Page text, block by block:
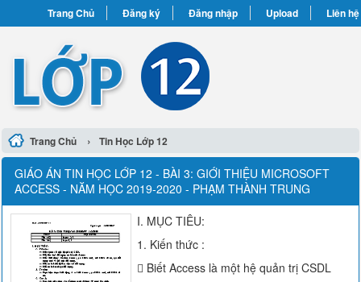
Trang Chủ Đăng ký Đăng nhập Upload Liên hệ
Trang Chủ › Tin Học Lớp 12
GIÁO ÁN TIN HỌC LỚP 12 - BÀI 3: GIỚI THIỆU MICROSOFT
ACCESS - NĂM HỌC 2019-2020 - PHẠM THÀNH TRUNG
I. MỤC TIÊU:
1. Kiến thức :
 Biết Access là một hệ quản trị CSDL